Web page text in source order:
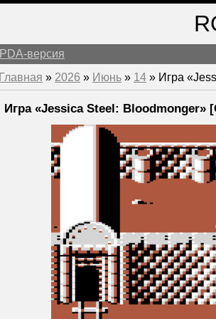
PDA-версия
Главная » 2026 » Июнь » 14 » Игра
Игра «Jessica Steel: Bloodmonger»